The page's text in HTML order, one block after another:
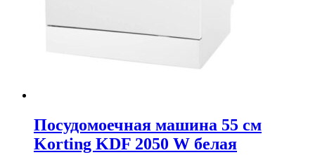
Посудомоечная машина 55 см
Korting KDF 2050 W белая